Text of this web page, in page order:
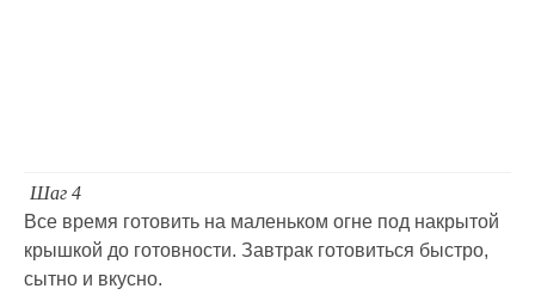
Шаг 4
Все время готовить на маленьком огне под накрытой
крышкой до готовности. Завтрак готовиться быстро,
сытно и вкусно.